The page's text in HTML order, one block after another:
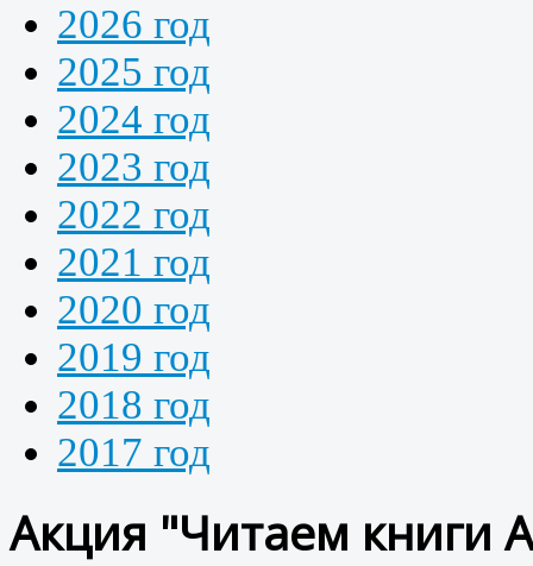
2026 год
2025 год
2024 год
2023 год
2022 год
2021 год
2020 год
2019 год
2018 год
2017 год
Акция "Читаем книги